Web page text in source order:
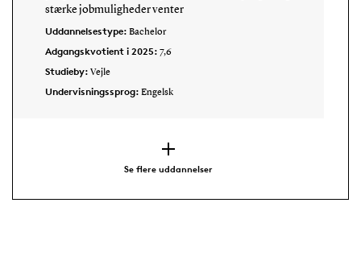
stærke jobmuligheder venter
Uddannelsestype: Bachelor
Adgangskvotient i 2025: 7,6
Studieby: Vejle
Undervisningssprog: Engelsk
Se flere uddannelser